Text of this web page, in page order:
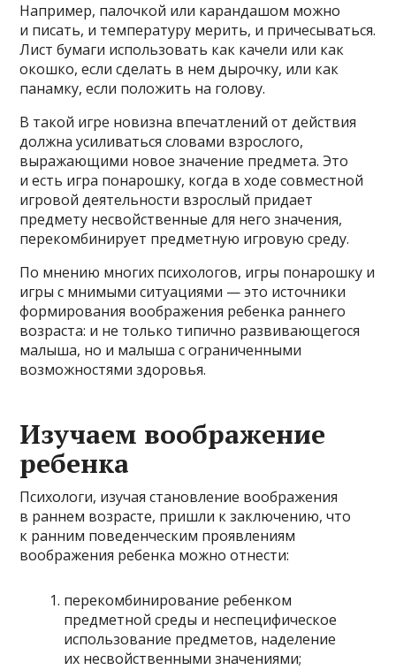
Например, палочкой или карандашом можно
и писать, и температуру мерить, и причесываться.
Лист бумаги использовать как качели или как
окошко, если сделать в нем дырочку, или как
панамку, если положить на голову.
В такой игре новизна впечатлений от действия
должна усиливаться словами взрослого,
выражающими новое значение предмета. Это
и есть игра понарошку, когда в ходе совместной
игровой деятельности взрослый придает
предмету несвойственные для него значения,
перекомбинирует предметную игровую среду.
По мнению многих психологов, игры понарошку и
игры с мнимыми ситуациями — это источники
формирования воображения ребенка раннего
возраста: и не только типично развивающегося
малыша, но и малыша с ограниченными
возможностями здоровья.
Изучаем воображение
ребенка
Психологи, изучая становление воображения
в раннем возрасте, пришли к заключению, что
к ранним поведенческим проявлениям
воображения ребенка можно отнести:
перекомбинирование ребенком
предметной среды и неспецифическое
использование предметов, наделение
их несвойственными значениями;